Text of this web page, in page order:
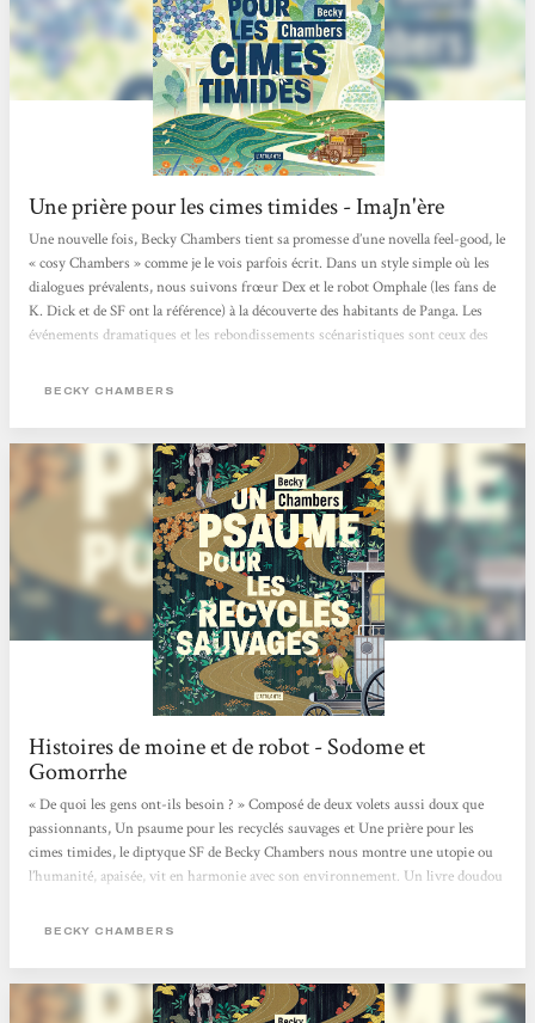
Une prière pour les cimes timides - ImaJn'ère
Une nouvelle fois, Becky Chambers tient sa promesse d’une novella feel-good, le
« cosy Chambers » comme je le vois parfois écrit. Dans un style simple où les
dialogues prévalents, nous suivons frœur Dex et le robot Omphale (les fans de
K. Dick et de SF ont la référence) à la découverte des habitants de Panga. Les
événements dramatiques et les rebondissements scénaristiques sont ceux des
éducation, et que l’autrice nous révèle sous forme de scénette. C’est le propre
BECKY CHAMBERS
Histoires de moine et de robot - Sodome et
Gomorrhe
« De quoi les gens ont-ils besoin ? » Composé de deux volets aussi doux que
passionnants, Un psaume pour les recyclés sauvages et Une prière pour les
cimes timides, le diptyque SF de Becky Chambers nous montre une utopie ou
l’humanité, apaisée, vit en harmonie avec son environnement. Un livre doudou
où concurrence et compétition guident bon nombre de nos interactions.
entre eux et avec leur environnement. Dans ce monde apaisé,...
BECKY CHAMBERS